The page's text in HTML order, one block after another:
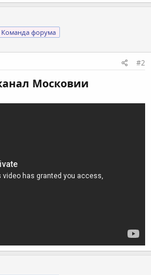
Команда форума
#2
Московии